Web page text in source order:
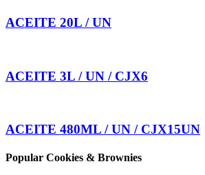
ACEITE 20L / UN
ACEITE 3L / UN / CJX6
ACEITE 480ML / UN / CJX15UN
Popular Cookies & Brownies